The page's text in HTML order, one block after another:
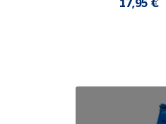
17,95 €